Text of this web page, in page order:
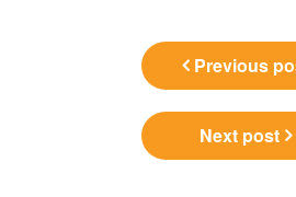
Navegación
Previous
Next post